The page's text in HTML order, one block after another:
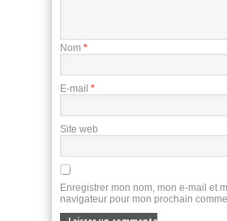
Nom *
E-mail *
Site web
Enregistrer mon nom, mon e-mail et
navigateur pour mon prochain